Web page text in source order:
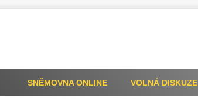
VOLNÁ DISKUZE
SNĚMOVNA ONLINE